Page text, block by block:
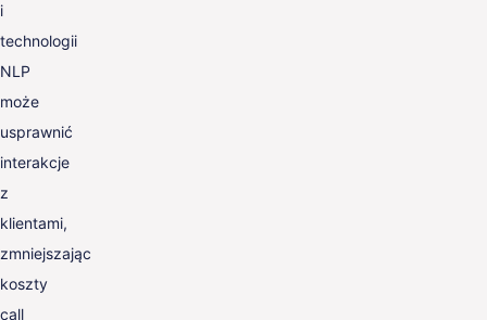
i
technologii
NLP
może
usprawnić
interakcje
z
klientami,
zmniejszając
koszty
call